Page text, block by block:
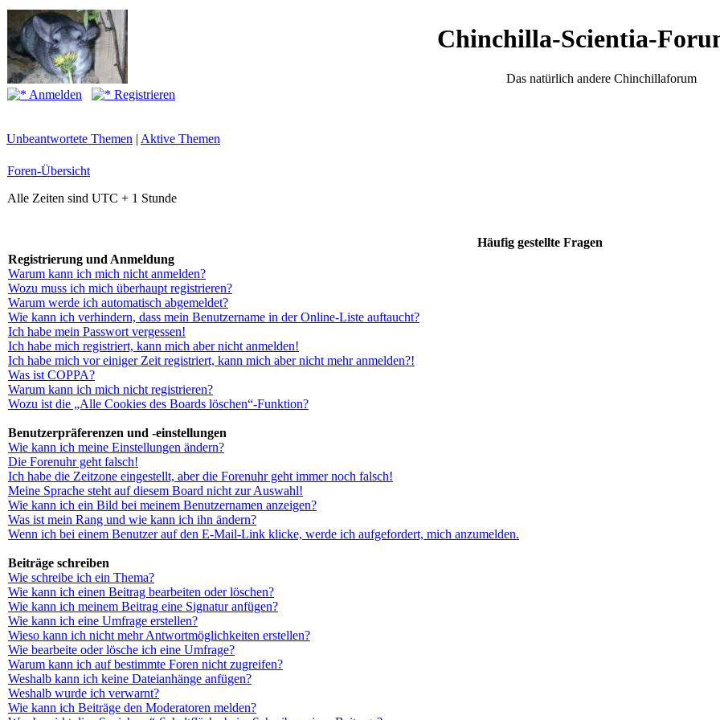
Chinchilla-Scientia-
Das natürlich andere Chinchillaforum
Anmelden
Registrieren
Unbeantwortete Themen | Aktive Themen
Foren-Übersicht
Alle Zeiten sind UTC + 1 Stunde
Häufig gestellte Fragen
Registrierung und Anmeldung
Warum kann ich mich nicht anmelden?
Wozu muss ich mich überhaupt registrieren?
Warum werde ich automatisch abgemeldet?
Wie kann ich verhindern, dass mein Benutzername in der Online-Liste auftaucht?
Ich habe mein Passwort vergessen!
Ich habe mich registriert, kann mich aber nicht anmelden!
Ich habe mich vor einiger Zeit registriert, kann mich aber nicht mehr anmelden?!
Was ist COPPA?
Warum kann ich mich nicht registrieren?
Wozu ist die „Alle Cookies des Boards löschen“-Funktion?
Benutzerpräferenzen und -einstellungen
Wie kann ich meine Einstellungen ändern?
Die Forenuhr geht falsch!
Ich habe die Zeitzone eingestellt, aber die Forenuhr geht immer noch falsch!
Meine Sprache steht auf diesem Board nicht zur Auswahl!
Wie kann ich ein Bild bei meinem Benutzernamen anzeigen?
Was ist mein Rang und wie kann ich ihn ändern?
Wenn ich bei einem Benutzer auf den E-Mail-Link klicke, werde ich aufgefordert, mich anzumelden.
Beiträge schreiben
Wie schreibe ich ein Thema?
Wie kann ich einen Beitrag bearbeiten oder löschen?
Wie kann ich meinem Beitrag eine Signatur anfügen?
Wie kann ich eine Umfrage erstellen?
Wieso kann ich nicht mehr Antwortmöglichkeiten erstellen?
Wie bearbeite oder lösche ich eine Umfrage?
Warum kann ich auf bestimmte Foren nicht zugreifen?
Weshalb kann ich keine Dateianhänge anfügen?
Weshalb wurde ich verwarnt?
Wie kann ich Beiträge den Moderatoren melden?